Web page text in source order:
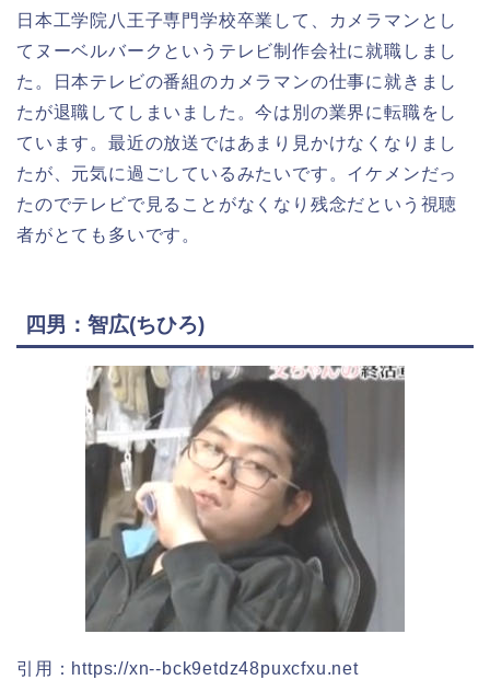
日本工学院八王子専門学校卒業して、カメラマンとし
てヌーベルバークというテレビ制作会社に就職しまし
た。日本テレビの番組のカメラマンの仕事に就きまし
たが退職してしまいました。今は別の業界に転職をし
ています。最近の放送ではあまり見かけなくなりまし
たが、元気に過ごしているみたいです。イケメンだっ
たのでテレビで見ることがなくなり残念だという視聴
者がとても多いです。
四男：智広(ちひろ)
引用：https://xn--bck9etdz48puxcfxu.net